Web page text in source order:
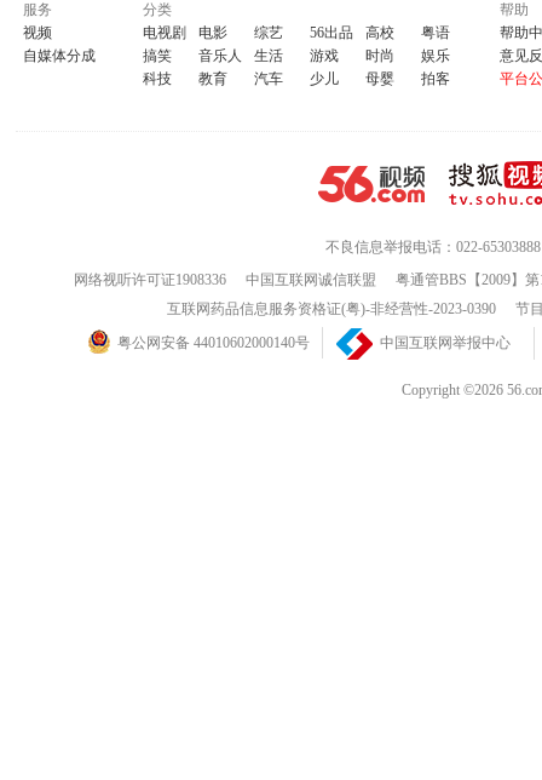
服务
视频
自媒体分成
分类
电视剧
电影 综艺 56出品 高校
粤语
搞笑
音乐人 生活 游戏 时尚
娱乐
科技
教育 汽车 少儿 母婴 拍客
帮助
帮助
意见
平台
不良信息举报电话：022-65303888
网络视听许可证1908336
中国互联网诚信联盟
粤通管BBS【2009】
互联网药品信息服务资格证(粤)-非经营性-2023-0390
节
粤公网安备 44010602000140号
中国互联网举报中心
Copyright ©2026